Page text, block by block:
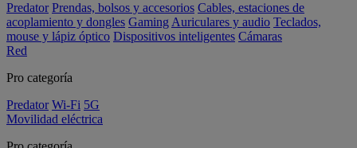
Predator Prendas, bolsos y accesorios Cables, estaciones de
acoplamiento y dongles Gaming Auriculares y audio Teclados,
mouse y lápiz óptico Dispositivos inteligentes Cámaras
Red
Pro categoría
Predator Wi-Fi 5G
Movilidad eléctrica